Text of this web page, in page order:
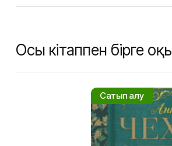
Осы кітаппен бірге
Сатып алу